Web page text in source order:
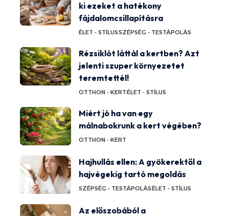
ki ezeket a hatékony
fájdalomcsillapításra
ÉLET - STÍLUSSZÉPSÉG - TESTÁPOLÁS
Rézsiklót láttál a kertben? Azt
jelenti szuper környezetet
teremtettél!
OTTHON - KERTÉLET - STÍLUS
Miért jó ha van egy
málnabokrunk a kert végében?
OTTHON - KERT
Hajhullás ellen: A gyökerektől a
hajvégekig tartó megoldás
SZÉPSÉG - TESTÁPOLÁSÉLET - STÍLUS
Az előszobából a